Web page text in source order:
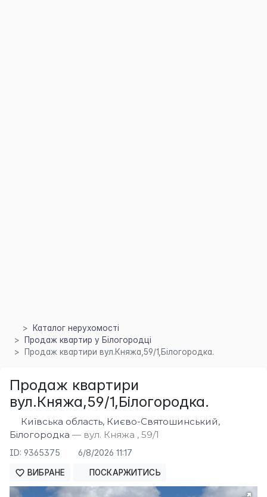
Каталог нерухомості
Продаж квартир у Білогородці
Продаж квартири вул.Княжа,59/1,Білогородка.
Продаж квартири
вул.Княжа,59/1,Білогородка.
Київська область, Києво-Святошинський,
Білогородка — вул. Княжа , 59/1
ID: 9365375 6/8/2026 11:17
ВИБРАНЕ ПОСКАРЖИТИСЬ